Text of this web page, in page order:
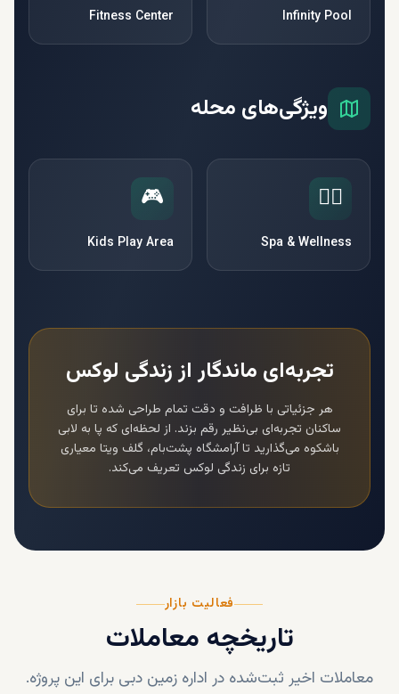
Infinity Pool
Fitness Center
ویژگی‌های محله
🧘‍♀️
Spa & Wellness
🎮
Kids Play Area
تجربه‌ای ماندگار از زندگی لوکس
هر جزئیاتی با ظرافت و دقت تمام طراحی شده تا برای
ساکنان تجربه‌ای بی‌نظیر رقم بزند. از لحظه‌ای که پا به لابی
باشکوه می‌گذارید تا آرامشگاه پشت‌بام، گلف ویتا معیاری
تازه برای زندگی لوکس تعریف می‌کند.
فعالیت بازار
تاریخچه معاملات
معاملات اخیر ثبت‌شده در اداره زمین دبی برای این پروژه.